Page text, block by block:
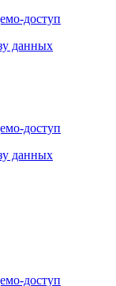
доступ
данных
доступ
данных
доступ